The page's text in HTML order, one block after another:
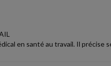
en santé au travail. Il précise